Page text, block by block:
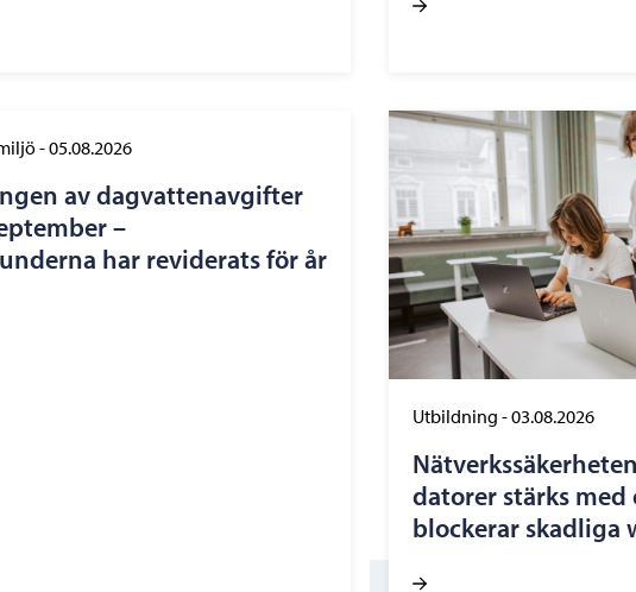
-05.08.2026
av dagvattenavgifter
–
har reviderats för år
Utbildning -03.08.2026
datorer stärks med
blockerar skadliga